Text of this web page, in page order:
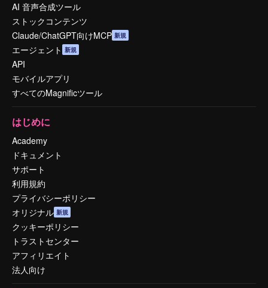
AI 音声合成ツール
ストックコンテンツ
Claude/ChatGPT向けMCP 新規
エージェント 新規
API
モバイルアプリ
すべてのMagnificツール
はじめに
Academy
ドキュメント
サポート
利用規約
プライバシーポリシー
オリジナル 新規
クッキーポリシー
トラストセンター
アフィリエイト
法人向け